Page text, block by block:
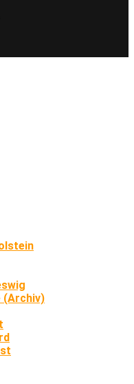
(Archiv)